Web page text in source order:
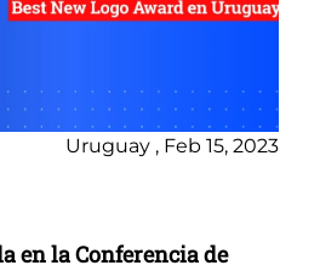
Uruguay , Feb 15, 2023
en la Conferencia de